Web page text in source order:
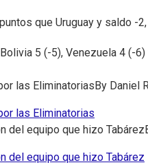
que Uruguay y saldo -
5 (-5), Venezuela 4 (-
las Eliminatorias By Daniel
las Eliminatorias
del equipo que hizo Tabárez
del equipo que hizo Tabárez